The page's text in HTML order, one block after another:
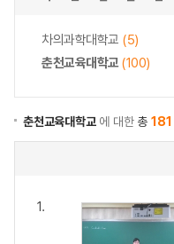
차의과학대학교 (5)
춘천교육대학교(100)
춘천교육대학교에 대한총181
1.